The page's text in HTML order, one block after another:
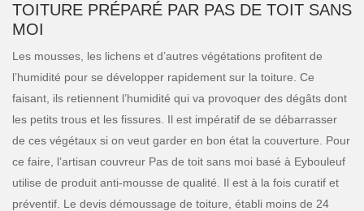
TOITURE PRÉPARÉ PAR PAS DE TOIT SANS
MOI
Les mousses, les lichens et d’autres végétations profitent de
l’humidité pour se développer rapidement sur la toiture. Ce
faisant, ils retiennent l’humidité qui va provoquer des dégâts dont
les petits trous et les fissures. Il est impératif de se débarrasser
de ces végétaux si on veut garder en bon état la couverture. Pour
ce faire, l’artisan couvreur Pas de toit sans moi basé à Eybouleuf
utilise de produit anti-mousse de qualité. Il est à la fois curatif et
préventif. Le devis démoussage de toiture, établi moins de 24